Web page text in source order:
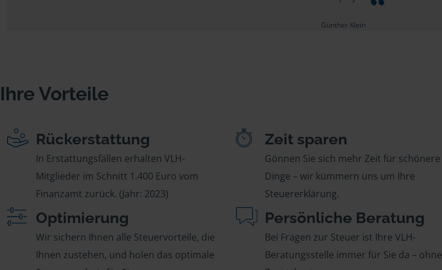
Günther Klein
Ihre Vorteile
Rückerstattung
In Erstattungsfällen erhalten VLH-
Mitglieder im Schnitt 1.400 Euro vom
Finanzamt zurück. (Jahr: 2023)
Zeit sparen
Gönnen Sie sich mehr Zeit für schönere
Dinge – wir kümmern uns um Ihre
Steuererklärung.
Optimierung
Wir sichern Ihnen alle Steuervorteile, die
Ihnen zustehen, und holen das optimale
Persönliche Beratung
Bei Fragen zur Steuer ist Ihre VLH-
Beratungsstelle immer für Sie da – ohne